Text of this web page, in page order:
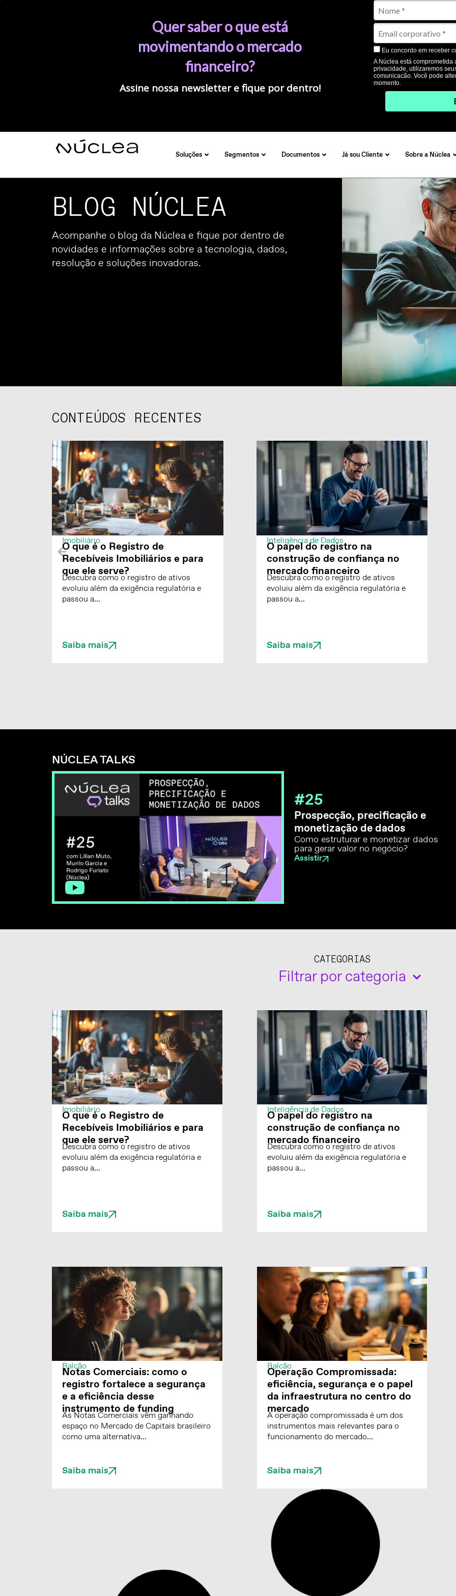
Quer saber o que está
movimentando o mercado
financeiro?
Assine nossa newsletter e fique por dentro!
Eu concordo em receber
A Núclea está comprometida
privacidade, utilizaremos
comunicacão. Você pode
momento.
Soluções Segmentos Documentos Já sou Cliente Sobre a Núclea
BLOG NÚCLEA
Acompanhe o blog da Núclea e fique por dentro de
novidades e informações sobre a tecnologia, dados,
resolução e soluções inovadoras.
CONTEÚDOS RECENTES
Inteligência de Dados
O papel do registro na
construção de confiança no
mercado financeiro
Descubra como o registro de ativos
evoluiu além da exigência regulatória e
passou a...
Saiba mais
Inteligência de Dados
Relatório Consulta de CNPJ
Núclea: como aprimorar
análises de risco financeiro de
empresas
Entenda como o Relatório de Consulta de
CNPJs da Núclea usa dados transacionais
Saiba mais
NÚCLEA TALKS
Como estruturar e monetizar dados
para gerar valor no negócio?
Assistir
#25
Prospecção, precificação e
monetização de dados
CATEGORIAS
Filtrar por categoria
Imobiliário
O que é o Registro de
Recebíveis Imobiliários e para
que ele serve?
Descubra como o registro de ativos
evoluiu além da exigência regulatória e
passou a...
Saiba mais
Inteligência de Dados
O papel do registro na
construção de confiança no
mercado financeiro
Descubra como o registro de ativos
evoluiu além da exigência regulatória e
passou a...
Saiba mais
Balcão
Notas Comerciais: como o
registro fortalece a segurança
e a eficiência desse
instrumento de funding
As Notas Comerciais vêm ganhando
espaço no Mercado de Capitais brasileiro
como uma alternativa...
Saiba mais
Balcão
Operação Compromissada:
eficiência, segurança e o papel
da infraestrutura no centro do
mercado
A operação compromissada é um dos
instrumentos mais relevantes para o
funcionamento do mercado...
Saiba mais